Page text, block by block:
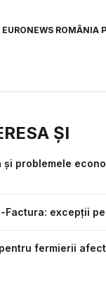
ROMÂNIA
ȘI
problemele
Factura: excepții
fermierii